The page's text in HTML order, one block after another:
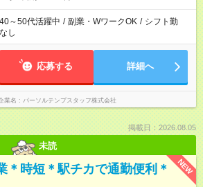
40～50代活躍中 / 副業・WワークOK / シフト勤
し
応募する 詳細へ
業名 パーソルテンプスタッフ株式会社
掲載日：2026.08.05
未読
NEW
＊時短＊駅チカで通勤便利＊